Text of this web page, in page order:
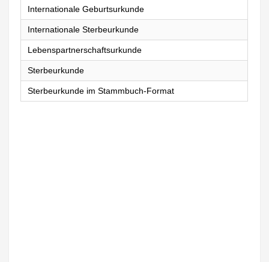
Internationale Geburtsurkunde
Internationale Sterbeurkunde
Lebenspartnerschaftsurkunde
Sterbeurkunde
Sterbeurkunde im Stammbuch-Format